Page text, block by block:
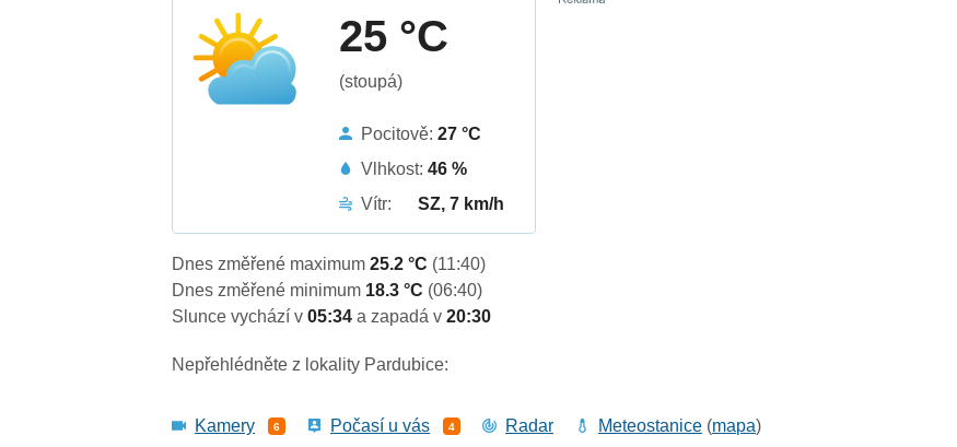
25 °C
(stoupá)
Pocitově:27 °C
Vlhkost:46 %
Vítr:
SZ, 7 km/h
Dnes změřené maximum25.2 °C (11:40)
Dnes změřené minimum 18.3 °C (06:40)
Slunce vychází v05:34a zapadá v20:30
Nepřehlédněte z lokality Pardubice:
Kamery 6 Počasí u vás 4 Radar Meteostanice (mapa)